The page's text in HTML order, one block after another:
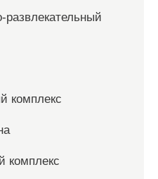
развлекательный
комплекс
комплекс